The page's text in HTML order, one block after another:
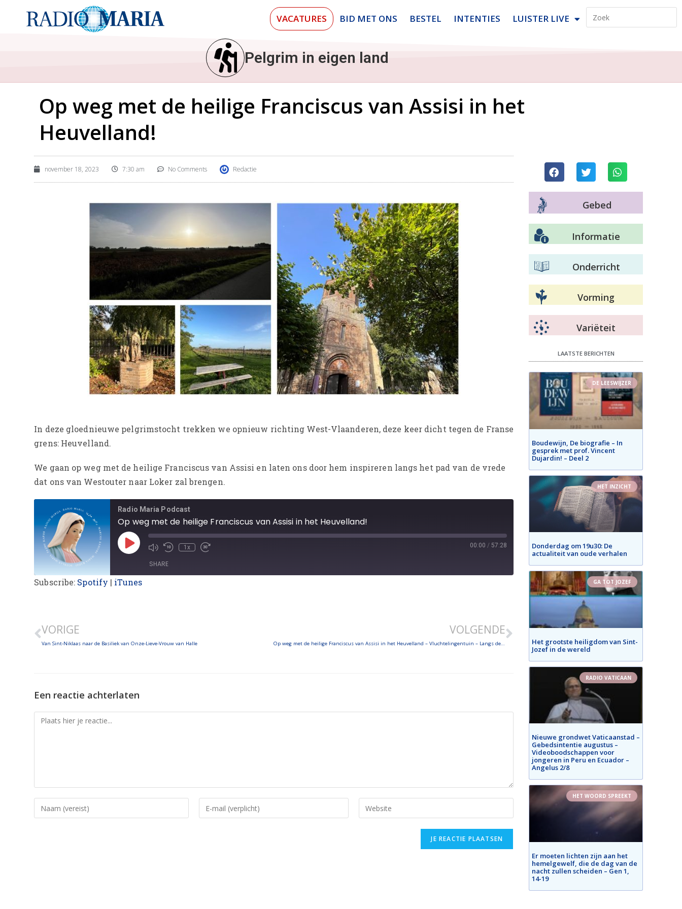
VACATURES BID MET ONS BESTEL INTENTIES LUISTER LIVE
Pelgrim in eigen land
Op weg met de heilige Franciscus van Assisi in het
Heuvelland!
november 18, 2023 7:30 am No Comments Redactie
In deze gloednieuwe pelgrimstocht trekken we opnieuw richting West-Vlaanderen, deze keer dicht tegen de Franse
grens: Heuvelland.
We gaan op weg met de heilige Franciscus van Assisi en laten ons door hem inspireren langs het pad van de vrede
dat ons van Westouter naar Loker zal brengen.
Radio Maria Podcast
Op weg met de heilige Franciscus van Assisi in het Heuvelland!
1x 00:00 / 57:28
SHARE
Subscribe: Spotify | iTunes
VORIGE
Van Sint-Niklaas naar de Basiliek van Onze-Lieve-Vrouw van Halle
VOLGENDE
Op weg met de heilige Franciscus van Assisi in het Heuvelland – Vluchtelingentuin – Langs de Franse grens – Het Hellegat – Rode Berg
Een reactie achterlaten
Gebed
Informatie
Onderricht
Vorming
Variëteit
LAATSTE BERICHTEN
DE LEESWIJZER
Boudewijn, De biografie – In
gesprek met prof. Vincent
Dujardin! – Deel 2
HET INZICHT
Donderdag om 19u30: De
actualiteit van oude verhalen
GA TOT JOZEF
Het grootste heiligdom van Sint-
Jozef in de wereld
RADIO VATICAAN
Nieuwe grondwet Vaticaanstad –
Gebedsintentie augustus –
Videoboodschappen voor
jongeren in Peru en Ecuador –
Angelus 2/8
HET WOORD SPREEKT
Er moeten lichten zijn aan het
hemelgewelf, die de dag van de
nacht zullen scheiden – Gen 1,
14-19